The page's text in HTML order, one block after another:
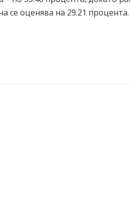
се оценява на 29.21 процента.